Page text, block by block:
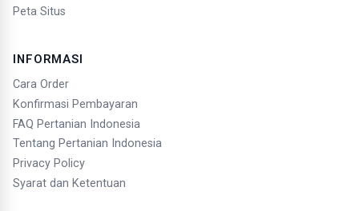
Peta Situs
INFORMASI
Cara Order
Konfirmasi Pembayaran
FAQ Pertanian Indonesia
Tentang Pertanian Indonesia
Privacy Policy
Syarat dan Ketentuan